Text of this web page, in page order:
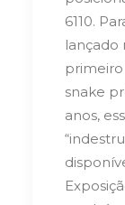
6110.
lançado
snake
anos,